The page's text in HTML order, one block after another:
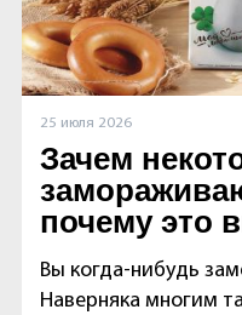
25 июля 2026
Зачем
почему это
Вы когда-нибудь
Наверняка многим